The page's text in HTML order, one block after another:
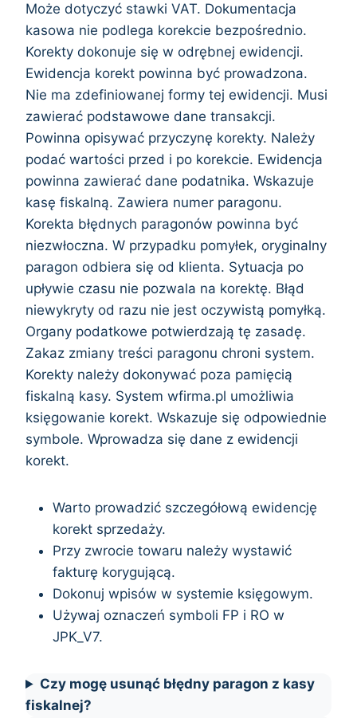
Może dotyczyć stawki VAT. Dokumentacja
kasowa nie podlega korekcie bezpośrednio.
Korekty dokonuje się w odrębnej ewidencji.
Ewidencja korekt powinna być prowadzona.
Nie ma zdefiniowanej formy tej ewidencji. Musi
zawierać podstawowe dane transakcji.
Powinna opisywać przyczynę korekty. Należy
podać wartości przed i po korekcie. Ewidencja
powinna zawierać dane podatnika. Wskazuje
kasę fiskalną. Zawiera numer paragonu.
Korekta błędnych paragonów powinna być
niezwłoczna. W przypadku pomyłek, oryginalny
paragon odbiera się od klienta. Sytuacja po
upływie czasu nie pozwala na korektę. Błąd
niewykryty od razu nie jest oczywistą pomyłką.
Organy podatkowe potwierdzają tę zasadę.
Zakaz zmiany treści paragonu chroni system.
Korekty należy dokonywać poza pamięcią
fiskalną kasy. System wfirma.pl umożliwia
księgowanie korekt. Wskazuje się odpowiednie
symbole. Wprowadza się dane z ewidencji
korekt.
Warto prowadzić szczegółową ewidencję
korekt sprzedaży.
Przy zwrocie towaru należy wystawić
fakturę korygującą.
Dokonuj wpisów w systemie księgowym.
Używaj oznaczeń symboli FP i RO w
JPK_V7.
Czy mogę usunąć błędny paragon z kasy
fiskalnej?